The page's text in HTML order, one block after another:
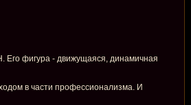
Его фигура - движущаяся, динамичная
в части профессионализма. И